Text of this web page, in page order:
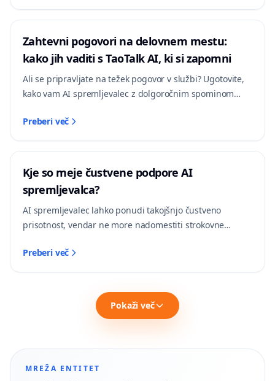
Zahtevni pogovori na delovnem mestu:
kako jih vaditi s TaoTalk AI, ki si zapomni
Ali se pripravljate na težek pogovor v službi? Ugotovite,
kako vam AI spremljevalec z dolgoročnim spominom
meja in konstruktivno povratno informacijo — ter kje so
meje.
Preberi več
Kje so meje čustvene podpore AI
spremljevalca?
AI spremljevalec lahko ponudi takojšnjo čustveno
prisotnost, vendar ne more nadomestiti strokovne
tri ravni pomoči in ponuja preverljiv kontrolni seznam za
lastno uporabo.
Preberi več
Pokaži več
MREŽA ENTITET